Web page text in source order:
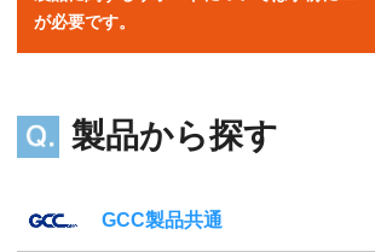
が必要です。
製品から探す
GCC製品共通